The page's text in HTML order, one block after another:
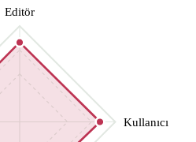
Editör
Kullanıcı